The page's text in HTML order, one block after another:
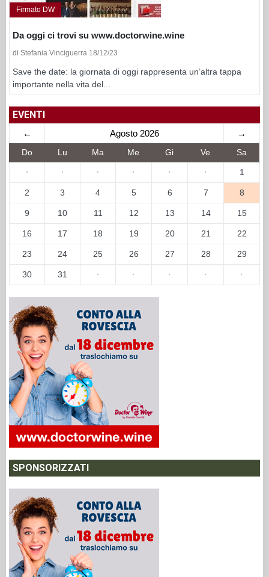
Firmato DW
Da oggi ci trovi su www.doctorwine.wine
di Stefania Vinciguerra 18/12/23
Save the date: la giornata di oggi rappresenta un’altra tappa
importante nella vita del...
EVENTI
← Agosto 2026 →
Do Lu Ma Me Gi Ve Sa
· · · · · · 1
2 3 4 5 6 7 8
9 10 11 12 13 14 15
16 17 18 19 20 21 22
23 24 25 26 27 28 29
30 31 · · · · ·
SPONSORIZZATI